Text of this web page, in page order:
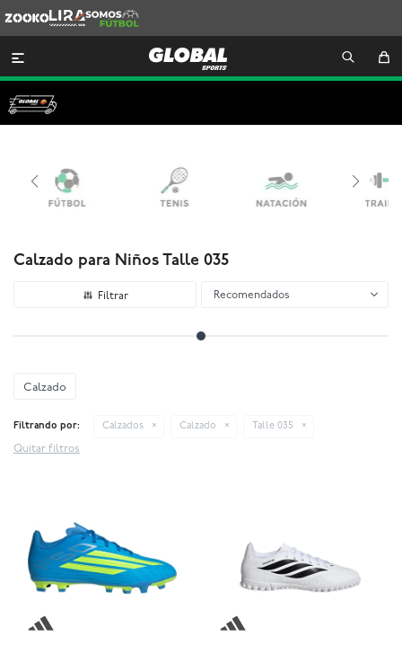
Lira
Somos
Futbol

Calzado para Niños Talle 035
Recomendados
Calzado
Filtrando por: Calzados Calzado Talle 035
Quitar filtros